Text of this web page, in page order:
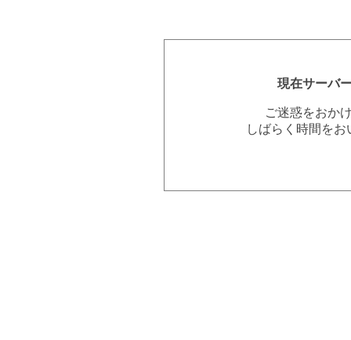
現在サーバ
ご迷惑をおか
しばらく時間を